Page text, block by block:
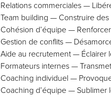
Relations commerciales —
Team building — Construire
Cohésion d’équipe —
Gestion de conflits —
Aide au recrutement — Éclairer
Formateurs internes —
Coaching individuel —
Coaching d’équipe — Sublimer